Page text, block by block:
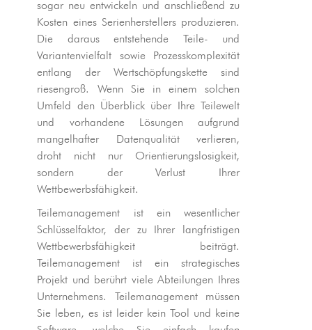
sogar neu entwickeln und anschließend zu
Kosten eines Serienherstellers produzieren.
Die daraus entstehende Teile- und
Variantenvielfalt sowie Prozesskomplexität
entlang der Wertschöpfungskette sind
riesengroß. Wenn Sie in einem solchen
Umfeld den Überblick über Ihre Teilewelt
und vorhandene Lösungen aufgrund
mangelhafter Datenqualität verlieren,
droht nicht nur Orientierungslosigkeit,
sondern der Verlust Ihrer
Wettbewerbsfähigkeit.
Teilemanagement ist ein wesentlicher
Schlüsselfaktor, der zu Ihrer langfristigen
Wettbewerbsfähigkeit beiträgt.
Teilemanagement ist ein strategisches
Projekt und berührt viele Abteilungen Ihres
Unternehmens. Teilemanagement müssen
Sie leben, es ist leider kein Tool und keine